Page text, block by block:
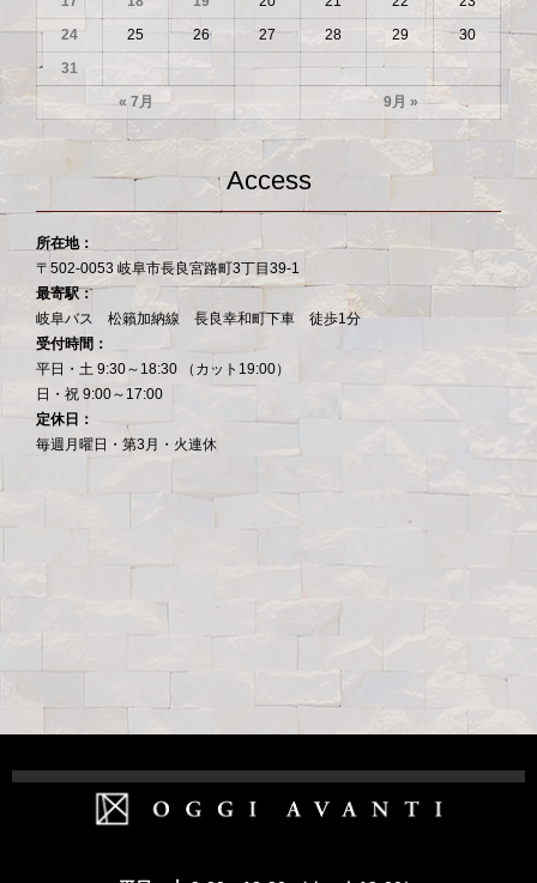
24
25 26 27 28 29
30
31
« 7月
9月 »
Access
所在地：
〒502-0053 岐阜市長良宮路町3丁目39-1
最寄駅：
岐阜バス 松籟加納線 長良幸和町下車 徒歩1分
受付時間：
平日・土 9:30～18:30 （カット19:00）
日・祝 9:00～17:00
定休日：
毎週月曜日・第3月・火連休